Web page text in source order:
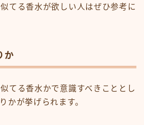
てる香水が欲しい人はぜひ参考に
か
てる香水かで意識すべきこととし
かが挙げられます。